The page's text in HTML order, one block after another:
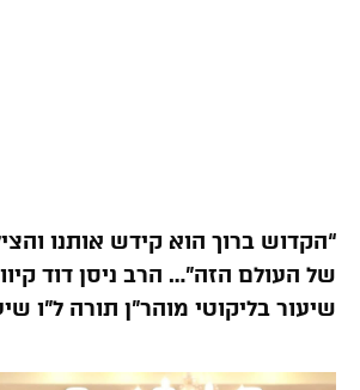
“הקדוש ברוך הוא קידש אותנו
של העולם הזה”… הרב ניסן דוד
שיעור בליקוטי מוהר”ן תורה ל”ו